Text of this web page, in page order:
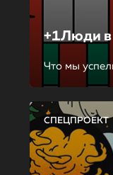
+1Люди в
Что мы
СПЕЦПРОЕКТ